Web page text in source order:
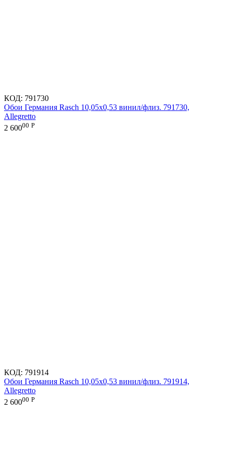
КОД: 791730
Обои Германия Rasch 10,05x0,53 винил/флиз. 791730,
Allegretto
2 60000 Р
КОД: 791914
Обои Германия Rasch 10,05x0,53 винил/флиз. 791914,
Allegretto
2 60000 Р